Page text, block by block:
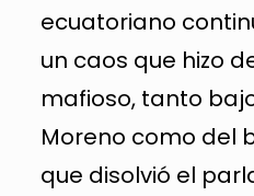
ecuatoriano
un caos que hizo
mafioso, tanto
Moreno como del
que disolvió el